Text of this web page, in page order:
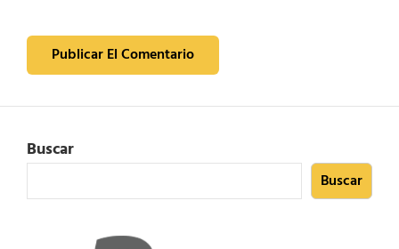
Buscar
Buscar